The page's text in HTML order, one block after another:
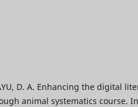
D. A. Enhancing the digital
animal systematics course.